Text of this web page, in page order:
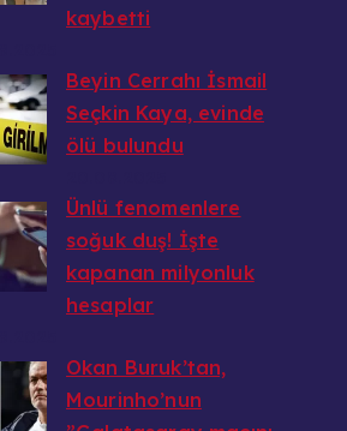
kaybetti
Beyin Cerrahı İsmail
Seçkin Kaya, evinde
ölü bulundu
Ünlü fenomenlere
soğuk duş! İşte
kapanan milyonluk
hesaplar
Okan Buruk’tan,
Mourinho’nun